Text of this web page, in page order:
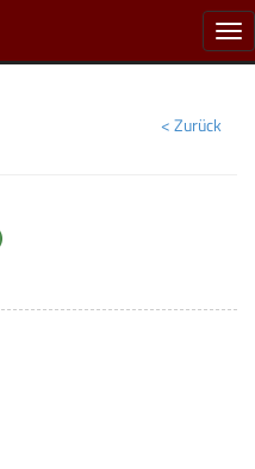
< Zurück
startberechtigt